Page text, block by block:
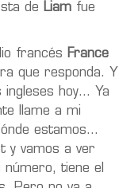
de Liam fue
francés France
que responda. Y
ingleses hoy… Ya
llame a mi
estamos...
y vamos a ver
tiene el